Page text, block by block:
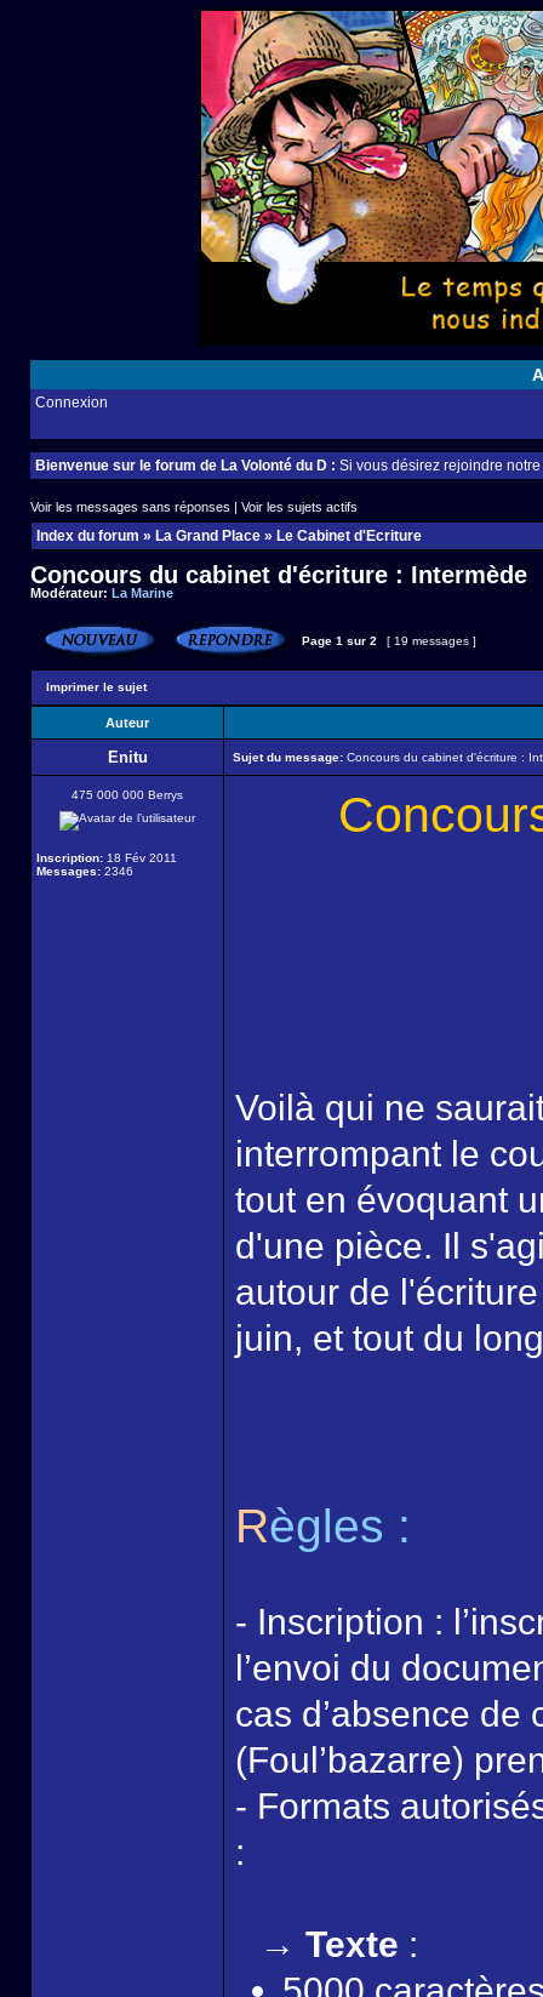
Connexion
Bienvenue sur le forum de La Volonté du D : Si vous désirez rejoindre
Voir les messages sans réponses | Voir les sujets actifs
Index du forum » La Grand Place » Le Cabinet d'Ecriture
Concours du cabinet d'écriture : Intermède
Modérateur: La Marine
Page 1 sur 2 [ 19 messages ]
Imprimer le sujet
Auteur
Enitu Sujet du message: Concours du cabinet d'écriture :
475 000 000 Berrys
Inscription: 18 Fév 2011
Messages: 2346
Voilà qui ne
interrompant le
tout en évoquant
d'une pièce. Il
autour de
juin, et tout du
Règles :
- Inscription :
l’envoi du
cas d’absence de
(Foul’bazarre)
- Formats
:
→ Texte :